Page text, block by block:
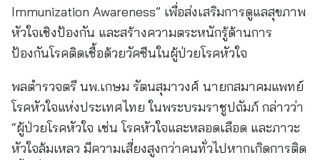
Immunization Awareness” เพื่อส่งเสริมการดูแลสุขภาพ
หัวใจเชิงป้องกัน และสร้างความตระหนักรู้ด้านการ
ป้องกันโรคติดเชื้อด้วยวัคซีนในผู้ป่วยโรคหัวใจ
พลตำรวจตรี นพ.เกษม รัตนสุมาวงศ์ นายกสมาคมแพทย์
โรคหัวใจแห่งประเทศไทย ในพระบรมราชูปถัมภ์ กล่าวว่า
“ผู้ป่วยโรคหัวใจ เช่น โรคหัวใจและหลอดเลือด และภาวะ
หัวใจล้มเหลว มีความเสี่ยงสูงกว่าคนทั่วไปหากเกิดการติด